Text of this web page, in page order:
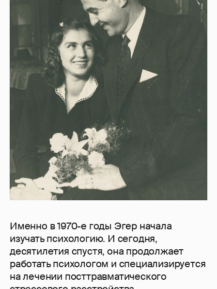
Именно в 1970-е годы Эгер начала
изучать психологию. И сегодня,
десятилетия спустя, она продолжает
работать психологом и специализируется
на лечении посттравматического